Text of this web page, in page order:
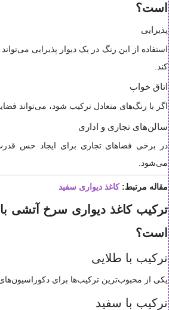
است؟
پذیرایی
استفاده از این رنگ در یک دیوار پذیرایی
کند.
اتاق خواب
اگر با رنگ‌های متعادل ترکیب شود، می‌تواند
سالن‌های تجاری و اداری
در برخی فضاهای تجاری برای ایجاد حس
می‌شود.
مقاله مرتبط:کاغذ دیواری سفید
ترکیب کاغذ دیواری سرخ آتشی با
است؟
ترکیب با طلایی
یکی از محبوب‌ترین ترکیب‌ها برای
ترکیب با سفید